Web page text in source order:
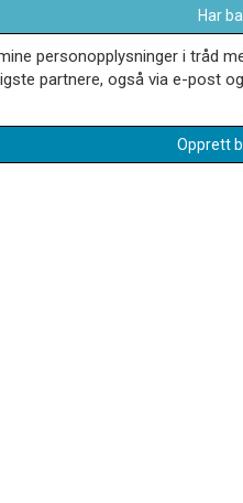
Har
personopplysninger i tråd
partnere, også via e-post
Opprett